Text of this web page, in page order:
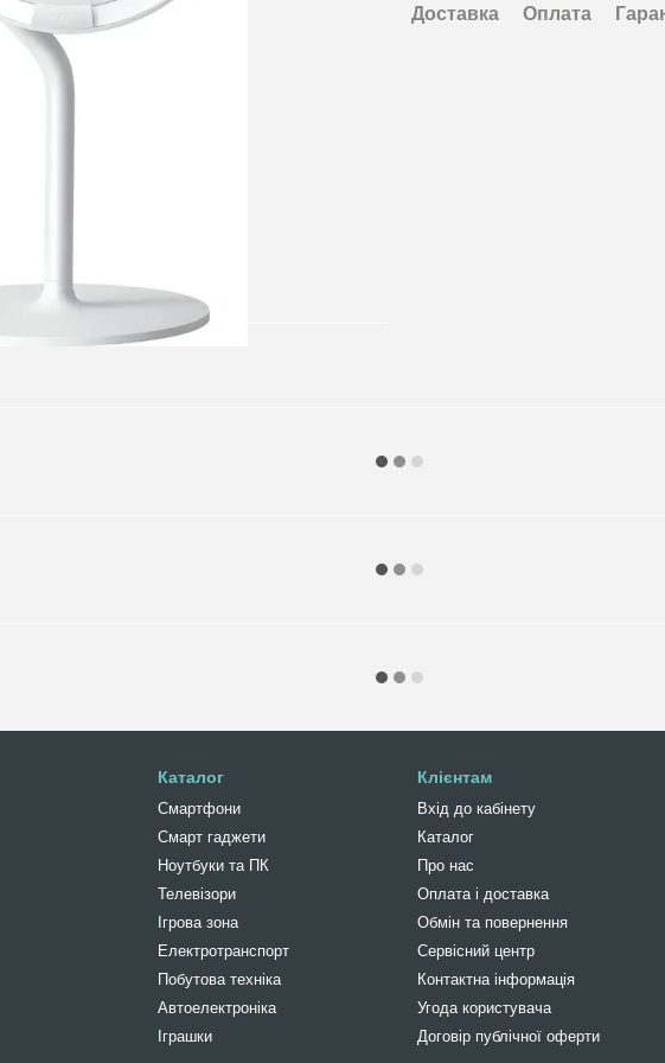
Доставка Оплата
Каталог
Смартфони
Смарт гаджети
Ноутбуки та ПК
Телевізори
Ігрова зона
Електротранспорт
Побутова техніка
Автоелектроніка
Іграшки
Клієнтам
Вхід до кабінету
Каталог
Про нас
Оплата і доставка
Обмін та повернення
Сервісний центр
Контактна інформація
Угода користувача
Договір публічної оферти